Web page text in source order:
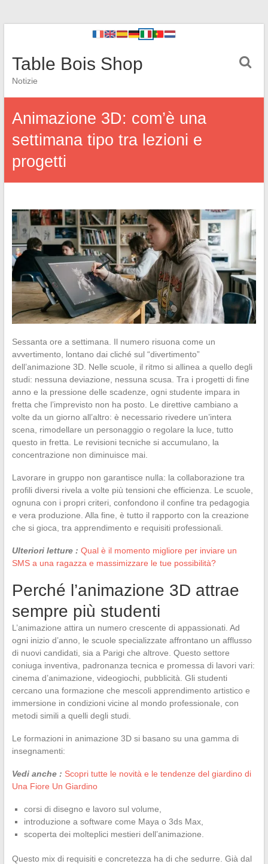
Table Bois Shop
Notizie
Animazione 3D: com’è una
settimana tipo tra lezioni e
progetti
Sessanta ore a settimana. Il numero risuona come un
avvertimento, lontano dai cliché sul “divertimento”
dell’animazione 3D. Nelle scuole, il ritmo si allinea a quello degli
studi: nessuna deviazione, nessuna scusa. Tra i progetti di fine
anno e la pressione delle scadenze, ogni studente impara in
fretta che l’imprevisto non ha posto. Le direttive cambiano a
volte da un giorno all’altro: è necessario rivedere un’intera
scena, rimodellare un personaggio o regolare la luce, tutto
questo in fretta. Le revisioni tecniche si accumulano, la
concentrazione non diminuisce mai.
Lavorare in gruppo non garantisce nulla: la collaborazione tra
profili diversi rivela a volte più tensioni che efficienza. Le scuole,
ognuna con i propri criteri, confondono il confine tra pedagogia
e vera produzione. Alla fine, è tutto il rapporto con la creazione
che si gioca, tra apprendimento e requisiti professionali.
Ulteriori letture : Qual è il momento migliore per inviare un
SMS a una ragazza e massimizzare le tue possibilità?
Perché l’animazione 3D attrae
sempre più studenti
L’animazione attira un numero crescente di appassionati. Ad
ogni inizio d’anno, le scuole specializzate affrontano un afflusso
di nuovi candidati, sia a Parigi che altrove. Questo settore
coniuga inventiva, padronanza tecnica e promessa di lavori vari:
cinema d’animazione, videogiochi, pubblicità. Gli studenti
cercano una formazione che mescoli apprendimento artistico e
immersione in condizioni vicine al mondo professionale, con
metodi simili a quelli degli studi.
Le formazioni in animazione 3D si basano su una gamma di
insegnamenti:
Vedi anche : Scopri tutte le novità e le tendenze del giardino di
Una Fiore Un Giardino
corsi di disegno e lavoro sul volume,
introduzione a software come Maya o 3ds Max,
scoperta dei molteplici mestieri dell’animazione.
Questo mix di requisiti e concretezza ha di che sedurre. Già dal